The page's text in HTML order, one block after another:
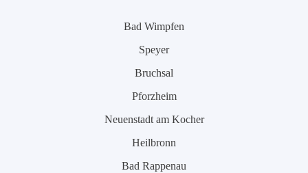
Bad Wimpfen
Speyer
Bruchsal
Pforzheim
Neuenstadt am Kocher
Heilbronn
Bad Rappenau